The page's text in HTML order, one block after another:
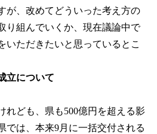
が、改めてどういった考え方の
り組んでいくか、現在議論中で
いただきたいと思っているとこ
立について
れども、県も500億円を超える影
では、本来9月に一括交付される